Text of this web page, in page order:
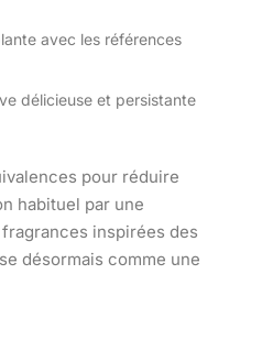
avec les références
délicieuse et persistante
pour réduire
habituel par une
inspirées des
désormais comme une